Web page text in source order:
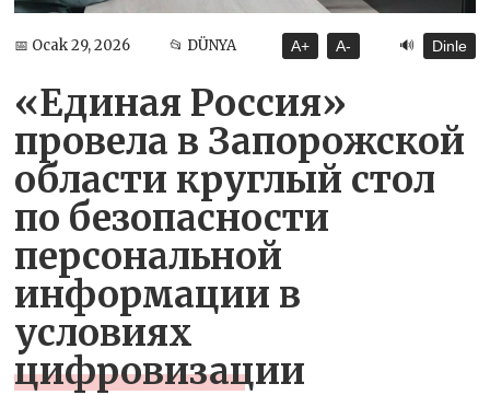
📅 Ocak 29, 2026 📂 DÜNYA A+ A- 🔊 Dinle
«Единая Россия»
провела в Запорожской
области круглый стол
по безопасности
персональной
информации в
условиях
цифровизации